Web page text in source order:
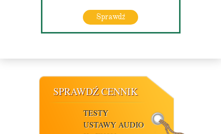
Sprawdź
SPRAWDŹ CENNIK
TESTY
USTAWY AUDIO